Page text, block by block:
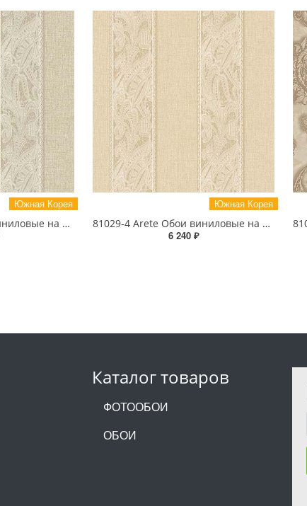
Южная Корея
81029-3 Arete Обои виниловые на бумажной основе 1.06*15.6
Южная Корея
81029-4 Arete Обои виниловые на бумажной основе 1.06*15.6
6 240 ₽
Каталог товаров
ФОТООБОИ
ОБОИ